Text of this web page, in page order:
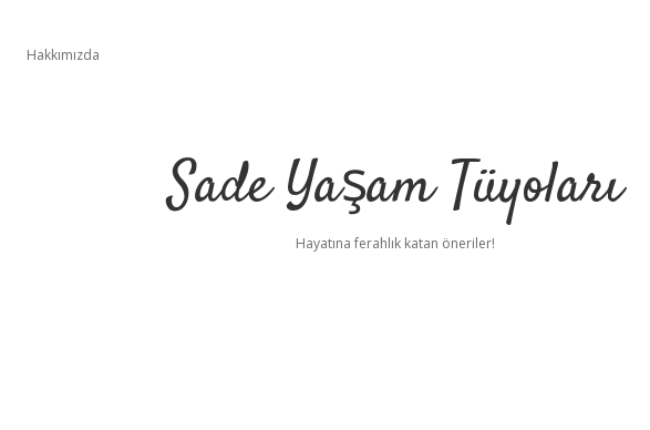
Hakkımızda
Sade Yaşam Tüyoları
Hayatına ferahlık katan öneriler!